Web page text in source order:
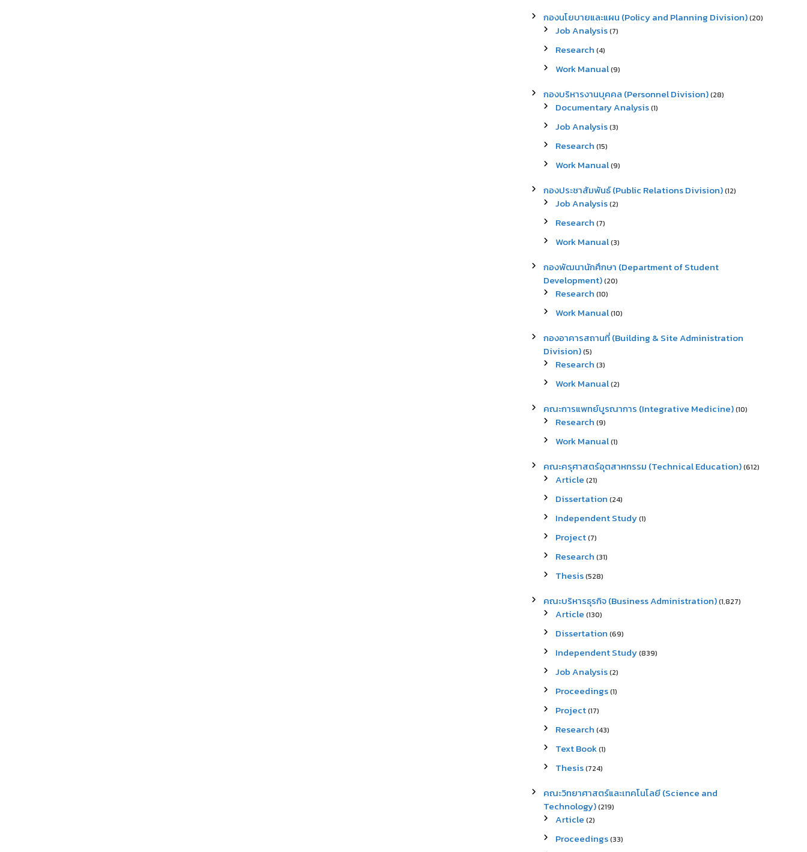
กองนโยบายและแผน (Policy and Planning Division)(20)
Job Analysis(7)
Research (4)
Work Manual(9)
กองบริหารงานบุคคล (Personnel Division)(28)
Documentary Analysis(1)
Job Analysis(3)
Research (15)
Work Manual(9)
กองประชาสัมพันธ์ (Public Relations Division)(12)
Job Analysis(2)
Research (7)
Work Manual(3)
กองพัฒนานักศึกษา (Department of Student
Development)(20)
Research (10)
Work Manual(10)
กองอาคารสถานที่ (Building & Site Administration
Division)(5)
Research (3)
Work Manual(2)
คณะการแพทย์บูรณาการ (Integrative Medicine)(10)
Research (9)
Work Manual(1)
คณะครุศาสตร์อุตสาหกรรม (Technical Education)(612)
Article (21)
Dissertation (24)
Independent Study(1)
Project(7)
Research (31)
Thesis(528)
คณะบริหารธุรกิจ (Business Administration)(1,827)
Article (130)
Dissertation (69)
Independent Study(839)
Job Analysis(2)
Proceedings(1)
Project(17)
Research (43)
Text Book(1)
Thesis(724)
คณะวิทยาศาสตร์และเทคโนโลยี (Science and
Technology)(219)
Article (2)
Proceedings(33)